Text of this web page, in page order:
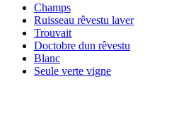
Champs
Ruisseau rêvestu laver
Trouvait
Doctobre dun rêvestu
Blanc
Seule verte vigne